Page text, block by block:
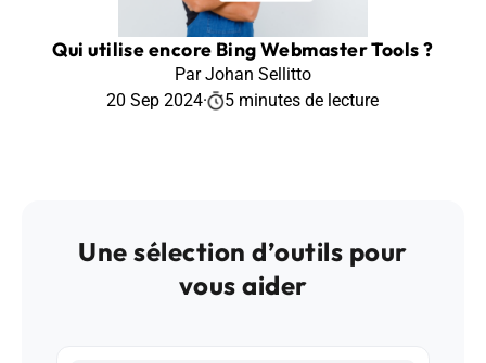
Qui utilise encore Bing Webmaster Tools ?
Par Johan Sellitto
20 Sep 2024· 5 minutes de lecture
Une sélection d’outils pour
vous aider